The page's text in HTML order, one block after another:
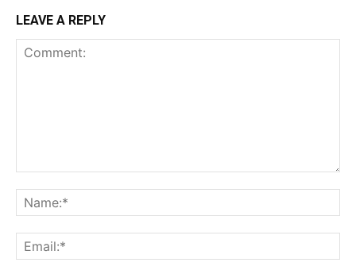
LEAVE A REPLY